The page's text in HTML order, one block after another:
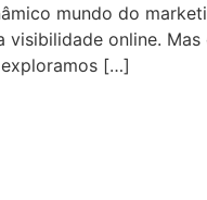
mundo do
visibilidade online.
[…]